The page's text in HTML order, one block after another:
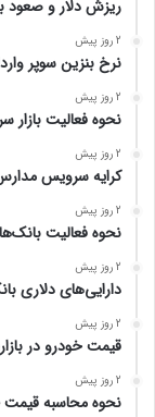
ریزش دلار و صعود
2 روز پیش
نرخ بنزین سوپر
2 روز پیش
نحوه فعالیت بازار سرمایه
2 روز پیش
کرایه سرویس مدارس در سال
2 روز پیش
نحوه فعالیت بانک‌ها در
2 روز پیش
دارایی‌های دلاری
2 روز پیش
قیمت خودرو در
2 روز پیش
نحوه محاسبه قیمت